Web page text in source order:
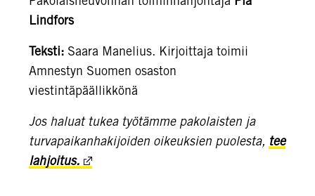
Lindfors
Teksti: Saara Manelius. Kirjoittaja toimii
Amnestyn Suomen osaston
viestintäpäällikkönä
Jos haluat tukea työtämme pakolaisten ja
turvapaikanhakijoiden oikeuksien puolesta, tee
lahjoitus.